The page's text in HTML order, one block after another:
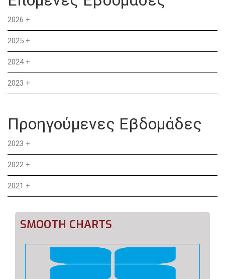
2026 +
2025 +
2024 +
2023 +
Προηγούμενες Εβδομάδες
2023 +
2022 +
2021 +
SMOOTH CHARTS